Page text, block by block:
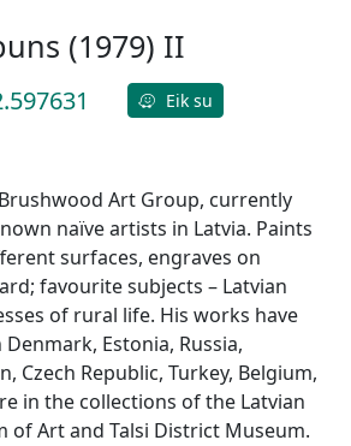
(1979) II
Eik su
Art Group, currently
naïve artists in Latvia. Paints
surfaces, engraves on
favourite subjects – Latvian
of rural life. His works have
Estonia, Russia,
Czech Republic, Turkey, Belgium,
in the collections of the Latvian
of Art and Talsi District Museum.